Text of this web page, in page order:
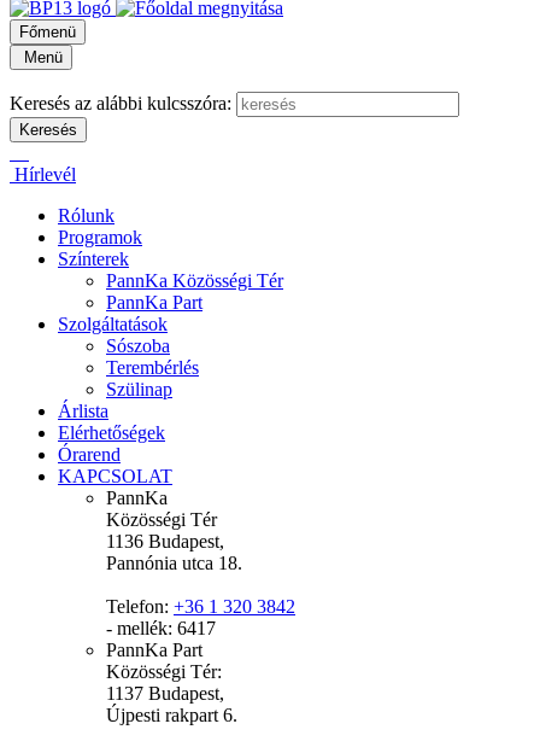
Főmenü
Menü
Keresés az alábbi kulcsszóra:
Hírlevél
Rólunk
Programok
Színterek
PannKa Közösségi Tér
PannKa Part
Szolgáltatások
Sószoba
Terembérlés
Szülinap
Árlista
Elérhetőségek
Órarend
KAPCSOLAT
PannKa
Közösségi Tér
1136 Budapest,
Pannónia utca 18.
Telefon: +36 1 320 3842
- mellék: 6417
PannKa Part
Közösségi Tér:
1137 Budapest,
Újpesti rakpart 6.